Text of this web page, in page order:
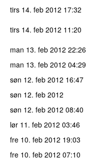
tirs 14. feb 2012 17:32
tirs 14. feb 2012 11:20
man 13. feb 2012 22:26
man 13. feb 2012 04:29
søn 12. feb 2012 16:47
søn 12. feb 2012
søn 12. feb 2012 08:40
lør 11. feb 2012 03:46
fre 10. feb 2012 19:03
fre 10. feb 2012 07:10